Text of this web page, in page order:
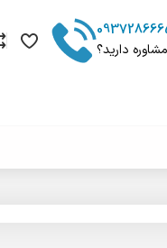
دارید؟